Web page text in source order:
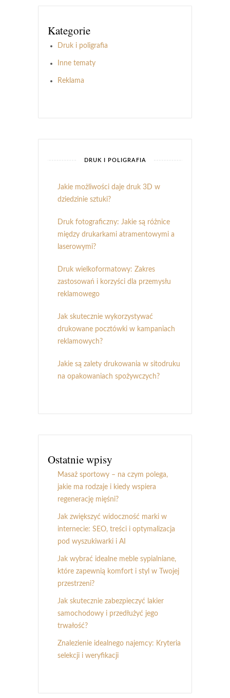
Kategorie
Druk i poligrafia
Inne tematy
Reklama
DRUK I POLIGRAFIA
Jakie możliwości daje druk 3D w
dziedzinie sztuki?
Druk fotograficzny: Jakie są różnice
między drukarkami atramentowymi a
laserowymi?
Druk wielkoformatowy: Zakres
zastosowań i korzyści dla przemysłu
reklamowego
Jak skutecznie wykorzystywać
drukowane pocztówki w kampaniach
reklamowych?
Jakie są zalety drukowania w sitodruku
na opakowaniach spożywczych?
Ostatnie wpisy
Masaż sportowy – na czym polega,
jakie ma rodzaje i kiedy wspiera
regenerację mięśni?
Jak zwiększyć widoczność marki w
internecie: SEO, treści i optymalizacja
pod wyszukiwarki i AI
Jak wybrać idealne meble sypialniane,
które zapewnią komfort i styl w Twojej
przestrzeni?
Jak skutecznie zabezpieczyć lakier
samochodowy i przedłużyć jego
trwałość?
Znalezienie idealnego najemcy: Kryteria
selekcji i weryfikacji